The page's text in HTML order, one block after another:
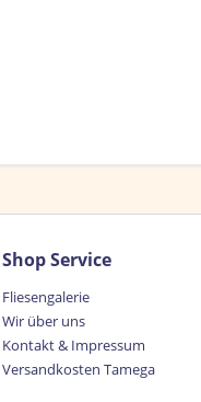
Shop Service
Fliesengalerie
Wir über uns
Kontakt & Impressum
Versandkosten Tamega